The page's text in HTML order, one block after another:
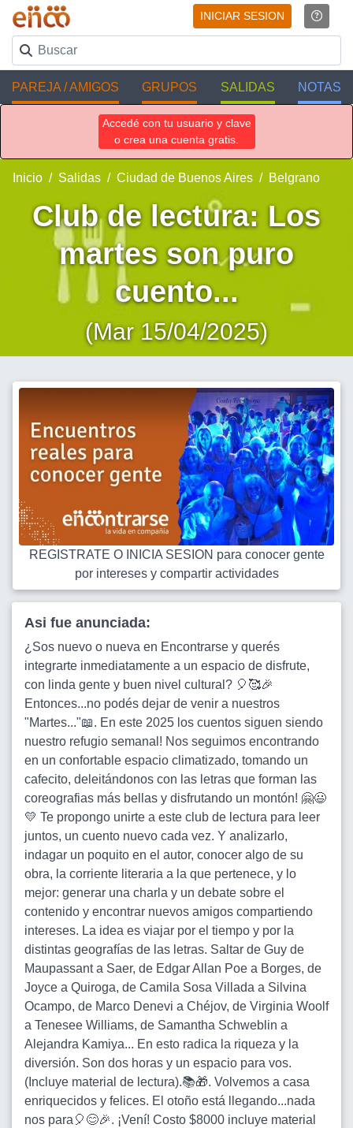
INICIAR SESION
PAREJA / AMIGOS GRUPOS SALIDAS NOTAS
Accedé con tu usuario y clave
o crea una cuenta gratis.
Inicio Salidas Ciudad de Buenos Aires Belgrano
Club de lectura: Los
martes son puro
cuento...
(Mar 15/04/2025)
REGISTRATE O INICIA SESION para conocer gente
por intereses y compartir actividades
Asi fue anunciada:
¿Sos nuevo o nueva en Encontrarse y querés
integrarte inmediatamente a un espacio de disfrute,
con linda gente y buen nivel cultural? 🎈🥰🎉
Entonces...no podés dejar de venir a nuestros
"Martes..."📖. En este 2025 los cuentos siguen siendo
nuestro refugio semanal! Nos seguimos encontrando
en un confortable espacio climatizado, tomando un
cafecito, deleitándonos con las letras que forman las
coreografias más bellas y disfrutando un montón! 🤗😃
💛 Te propongo unirte a este club de lectura para leer
juntos, un cuento nuevo cada vez. Y analizarlo,
indagar un poquito en el autor, conocer algo de su
obra, la corriente literaria a la que pertenece, y lo
mejor: generar una charla y un debate sobre el
contenido y encontrar nuevos amigos compartiendo
intereses. La idea es viajar por el tiempo y por la
distintas geografías de las letras. Saltar de Guy de
Maupassant a Saer, de Edgar Allan Poe a Borges, de
Joyce a Quiroga, de Camila Sosa Villada a Silvina
Ocampo, de Marco Denevi a Chéjov, de Virginia Woolf
a Tenesee Williams, de Samantha Schweblin a
Alejandra Kamiya... En esto radica la riqueza y la
diversión. Son dos horas y un espacio para vos.
(Incluye material de lectura).📚🎁. Volvemos a casa
enriquecidos y felices. El otoño está llegando...nada
nos para🎈😊🎉. ¡Vení! Costo $8000 incluye material